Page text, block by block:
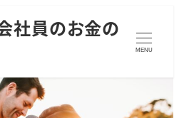
社員のお金の
MENU